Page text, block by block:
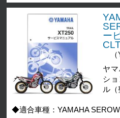
ー
ヤ
シ
ル（
◆適合車種：YAMAHA